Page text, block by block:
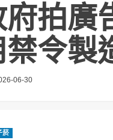
府拍
令製
06-30
菸